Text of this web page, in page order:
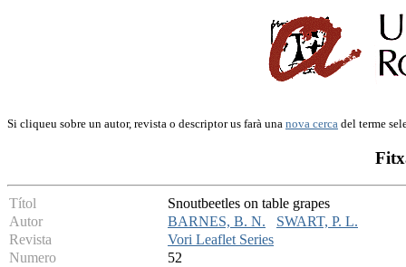
Si cliqueu sobre un autor, revista o descriptor us farà una nova cerca del terme
Títol
Snoutbeetles on table grapes
Autor
BARNES, B. N.
SWART, P. L.
Revista
Vori Leaflet Series
Numero
52